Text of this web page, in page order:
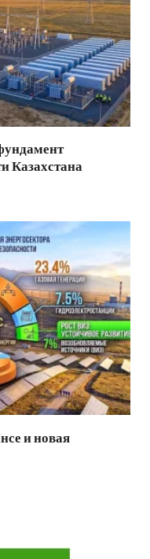
Казахстана
и новая